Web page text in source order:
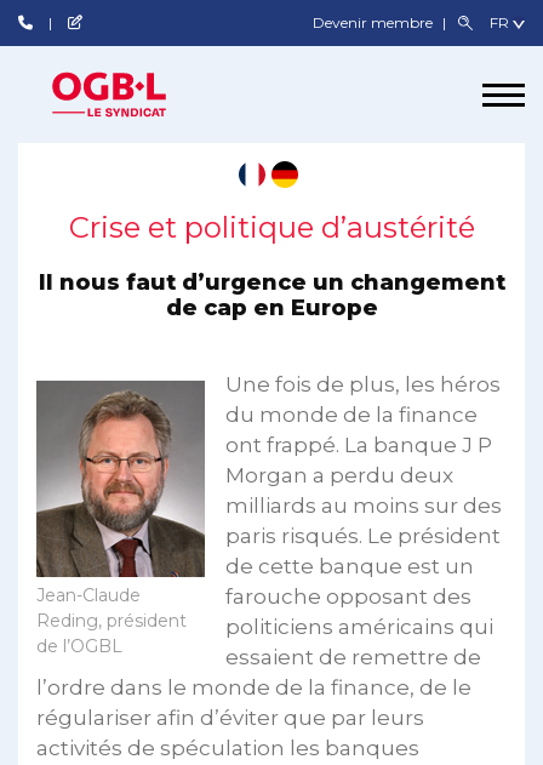
Devenir membre
Crise et politique d’austérité
Il nous faut d’urgence un changement
de cap en Europe
Jean-Claude
Reding, président
de l’OGBL
Une fois de plus, les héros
du monde de la finance
ont frappé. La banque J P
Morgan a perdu deux
milliards au moins sur des
paris risqués. Le président
de cette banque est un
farouche opposant des
politiciens américains qui
essaient de remettre de
l’ordre dans le monde de la finance, de le
régulariser afin d’éviter que par leurs
activités de spéculation les banques